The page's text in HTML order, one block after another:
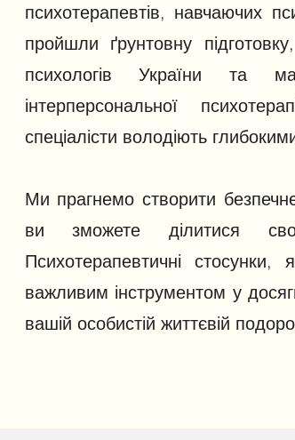
психотерапевтів, навчаючих
пройшли ґрунтовну
психологів України та
інтерперсональної
спеціалісти володіють
Ми прагнемо створити
ви зможете ділитися
Психотерапевтичні стосунки,
важливим інструментом у
вашій особистій життєвій